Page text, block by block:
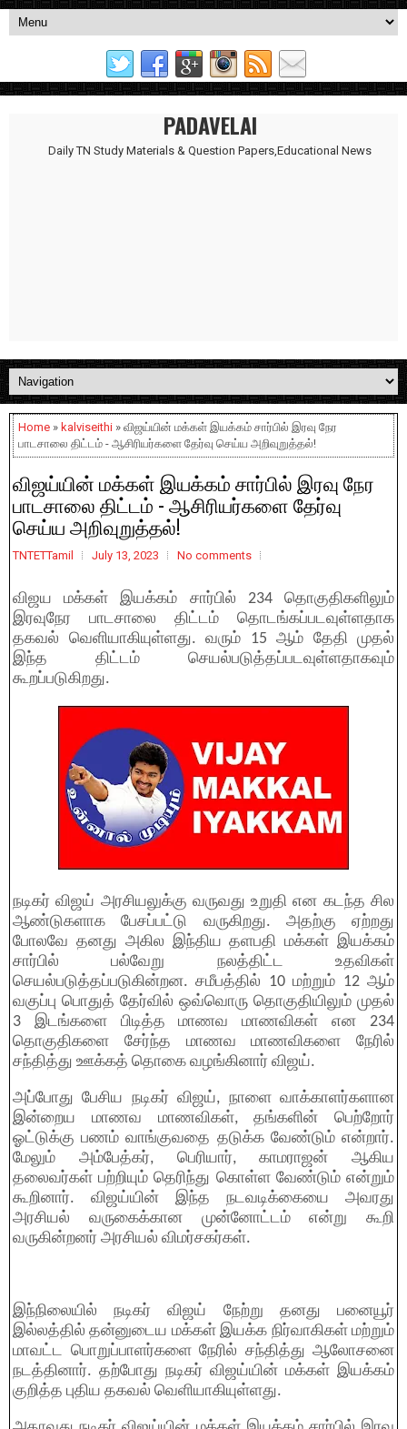
PADAVELAI
Daily TN Study Materials & Question Papers,Educational News
Home » kalviseithi » விஜய்யின் மக்கள் இயக்கம் சார்பில் இரவு நேர
பாடசாலை திட்டம் - ஆசிரியர்களை தேர்வு செய்ய அறிவுறுத்தல்!
விஜய்யின் மக்கள் இயக்கம் சார்பில் இரவு நேர
பாடசாலை திட்டம் - ஆசிரியர்களை தேர்வு
செய்ய அறிவுறுத்தல்!
TNTETTamil July 13, 2023 No comments
விஜய மக்கள் இயக்கம் சார்பில் 234 தொகுதிகளிலும்
இரவுநேர பாடசாலை திட்டம் தொடங்கப்படவுள்ளதாக
தகவல் வெளியாகியுள்ளது. வரும் 15 ஆம் தேதி முதல்
இந்த திட்டம் செயல்படுத்தப்படவுள்ளதாகவும்
கூறப்படுகிறது.
நடிகர் விஜய் அரசியலுக்கு வருவது உறுதி என கடந்த சில
ஆண்டுகளாக பேசப்பட்டு வருகிறது. அதற்கு ஏற்றது
போலவே தனது அகில இந்திய தளபதி மக்கள் இயக்கம்
சார்பில் பல்வேறு நலத்திட்ட உதவிகள்
செயல்படுத்தப்படுகின்றன. சமீபத்தில் 10 மற்றும் 12 ஆம்
வகுப்பு பொதுத் தேர்வில் ஒவ்வொரு தொகுதியிலும் முதல்
3 இடங்களை பிடித்த மாணவ மாணவிகள் என 234
தொகுதிகளை சேர்ந்த மாணவ மாணவிகளை நேரில்
சந்தித்து ஊக்கத் தொகை வழங்கினார் விஜய்.
அப்போது பேசிய நடிகர் விஜய், நாளை வாக்காளர்களான
இன்றைய மாணவ மாணவிகள், தங்களின் பெற்றோர்
ஓட்டுக்கு பணம் வாங்குவதை தடுக்க வேண்டும் என்றார்.
மேலும் அம்பேத்கர், பெரியார், காமராஜன் ஆகிய
தலைவர்கள் பற்றியும் தெரிந்து கொள்ள வேண்டும் என்றும்
கூறினார். விஜய்யின் இந்த நடவடிக்கையை அவரது
அரசியல் வருகைக்கான முன்னோட்டம் என்று கூறி
வருகின்றனர் அரசியல் விமர்சகர்கள்.
இந்நிலையில் நடிகர் விஜய் நேற்று தனது பனையூர்
இல்லத்தில் தன்னுடைய மக்கள் இயக்க நிர்வாகிகள் மற்றும்
மாவட்ட பொறுப்பாளர்களை நேரில் சந்தித்து ஆலோசனை
நடத்தினார். தற்போது நடிகர் விஜய்யின் மக்கள் இயக்கம்
குறித்த புதிய தகவல் வெளியாகியுள்ளது.